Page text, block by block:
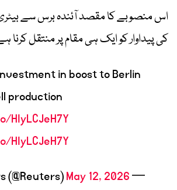
اس منصوبے کا مقصد آئندہ برس سے بیٹری
کی پیداوار کو ایک ہی مقام پر منتقل کرنا
in boost to Berlin
production
— Reuters (@Reuters)
May 12, 2026